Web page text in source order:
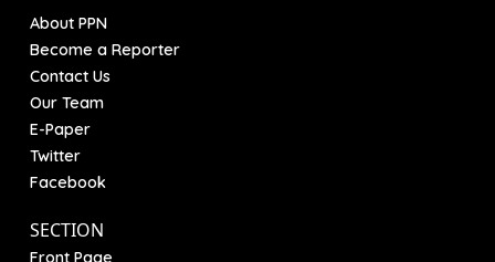
About PPN
Become a Reporter
Contact Us
Our Team
E-Paper
Twitter
Facebook
SECTION
Front Page